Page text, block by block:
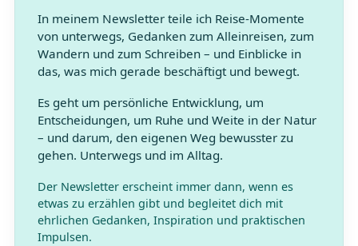
In meinem Newsletter teile ich Reise-Momente
von unterwegs, Gedanken zum Alleinreisen, zum
Wandern und zum Schreiben – und Einblicke in
das, was mich gerade beschäftigt und bewegt.
Es geht um persönliche Entwicklung, um
Entscheidungen, um Ruhe und Weite in der Natur
– und darum, den eigenen Weg bewusster zu
gehen. Unterwegs und im Alltag.
Der Newsletter erscheint immer dann, wenn es
etwas zu erzählen gibt und begleitet dich mit
ehrlichen Gedanken, Inspiration und praktischen
Impulsen.